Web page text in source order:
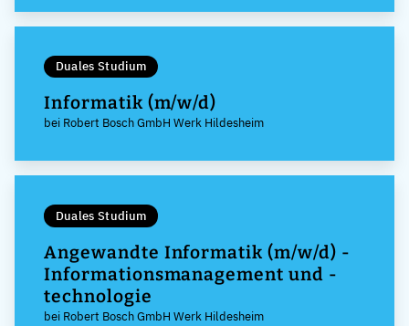
Duales Studium
Informatik (m/w/d)
bei Robert Bosch GmbH Werk Hildesheim
Duales Studium
Angewandte Informatik (m/w/d) -
Informationsmanagement und -
technologie
bei Robert Bosch GmbH Werk Hildesheim